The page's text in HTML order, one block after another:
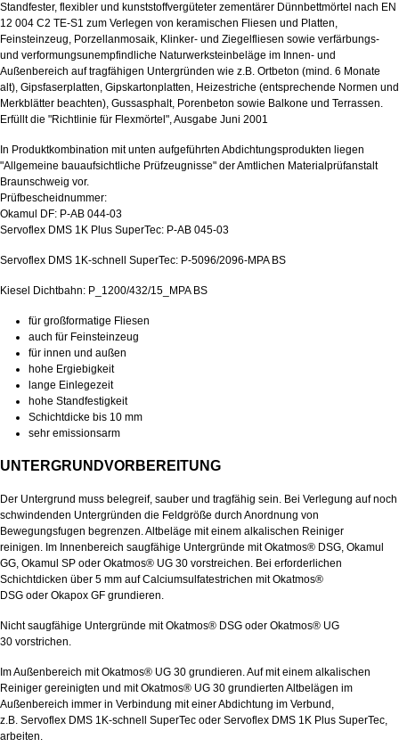
Standfester, flexibler und kunststoffvergüteter zementärer Dünnbettmörtel nach EN
12 004 C2 TE-S1 zum Verlegen von keramischen Fliesen und Platten,
Feinsteinzeug, Porzellanmosaik, Klinker- und Ziegelfliesen sowie verfärbungs-
und verformungsunempfindliche Naturwerksteinbeläge im Innen- und
Außenbereich auf tragfähigen Untergründen wie z.B. Ortbeton (mind. 6 Monate
alt), Gipsfaserplatten, Gipskartonplatten, Heizestriche (entsprechende Normen und
Merkblätter beachten), Gussasphalt, Porenbeton sowie Balkone und Terrassen.
Erfüllt die "Richtlinie für Flexmörtel", Ausgabe Juni 2001
In Produktkombination mit unten aufgeführten Abdichtungsprodukten liegen
"Allgemeine bauaufsichtliche Prüfzeugnisse" der Amtlichen Materialprüfanstalt
Braunschweig vor.
Prüfbescheidnummer:
Okamul DF: P-AB 044-03
Servoflex DMS 1K Plus SuperTec: P-AB 045-03
Servoflex DMS 1K-schnell SuperTec: P-5096/2096-MPA BS
Kiesel Dichtbahn: P_1200/432/15_MPA BS
für großformatige Fliesen
auch für Feinsteinzeug
für innen und außen
hohe Ergiebigkeit
lange Einlegezeit
hohe Standfestigkeit
Schichtdicke bis 10 mm
sehr emissionsarm
UNTERGRUNDVORBEREITUNG
Der Untergrund muss belegreif, sauber und tragfähig sein. Bei Verlegung auf noch
schwindenden Untergründen die Feldgröße durch Anordnung von
Bewegungsfugen begrenzen. Altbeläge mit einem alkalischen Reiniger
reinigen. Im Innenbereich saugfähige Untergründe mit Okatmos® DSG, Okamul
GG, Okamul SP oder Okatmos® UG 30 vorstreichen. Bei erforderlichen
Schichtdicken über 5 mm auf Calciumsulfatestrichen mit Okatmos®
DSG oder Okapox GF grundieren.
Nicht saugfähige Untergründe mit Okatmos® DSG oder Okatmos® UG
30 vorstrichen.
Im Außenbereich mit Okatmos® UG 30 grundieren. Auf mit einem alkalischen
Reiniger gereinigten und mit Okatmos® UG 30 grundierten Altbelägen im
Außenbereich immer in Verbindung mit einer Abdichtung im Verbund,
z.B. Servoflex DMS 1K-schnell SuperTec oder Servoflex DMS 1K Plus SuperTec,
arbeiten.